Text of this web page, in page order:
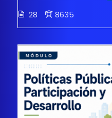
28 8635